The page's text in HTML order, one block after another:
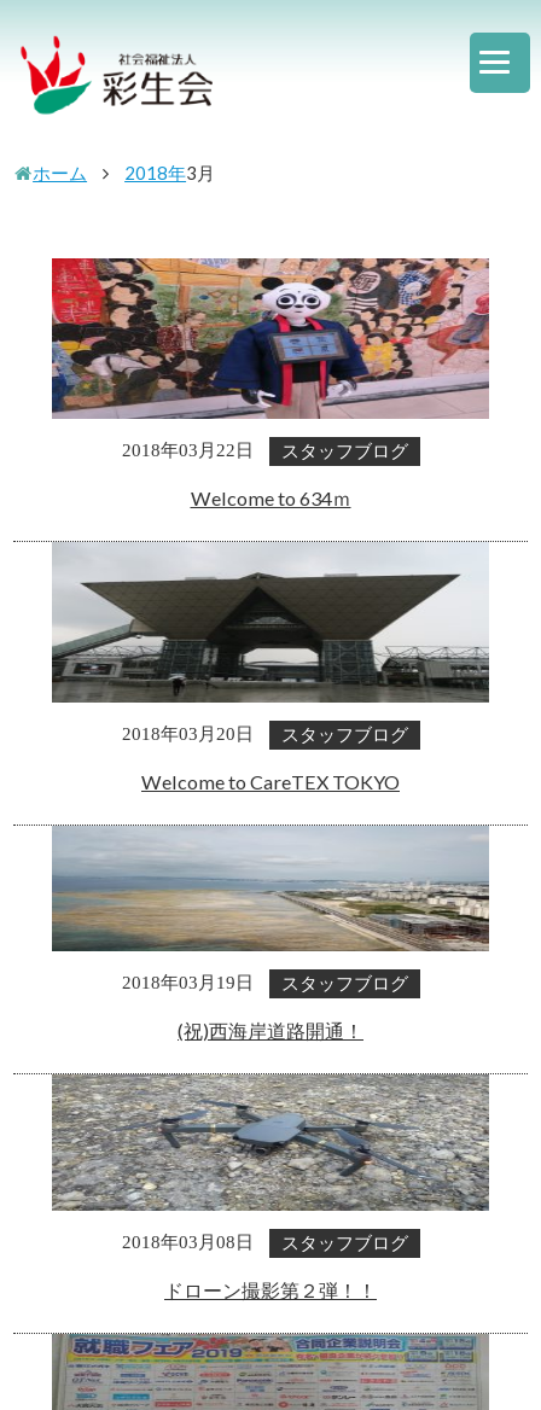
ホーム 2018年3 月
2018年03月22日 スタッフブログ
Welcome to 634ｍ
2018年03月20日 スタッフブログ
Welcome to CareTEX TOKYO
2018年03月19日 スタッフブログ
(祝)西海岸道路開通！
2018年03月08日 スタッフブログ
ドローン撮影第２弾！！